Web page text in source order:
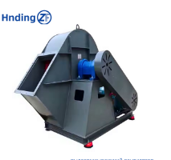
вентиляции и
безопасности